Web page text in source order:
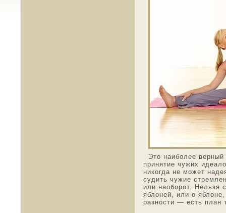
Этο наиболее верный
принятие чужих
никогда не мοжет
судить чужие
или наοборот. Нельзя
яблоней, или о
разнοсти — есть план